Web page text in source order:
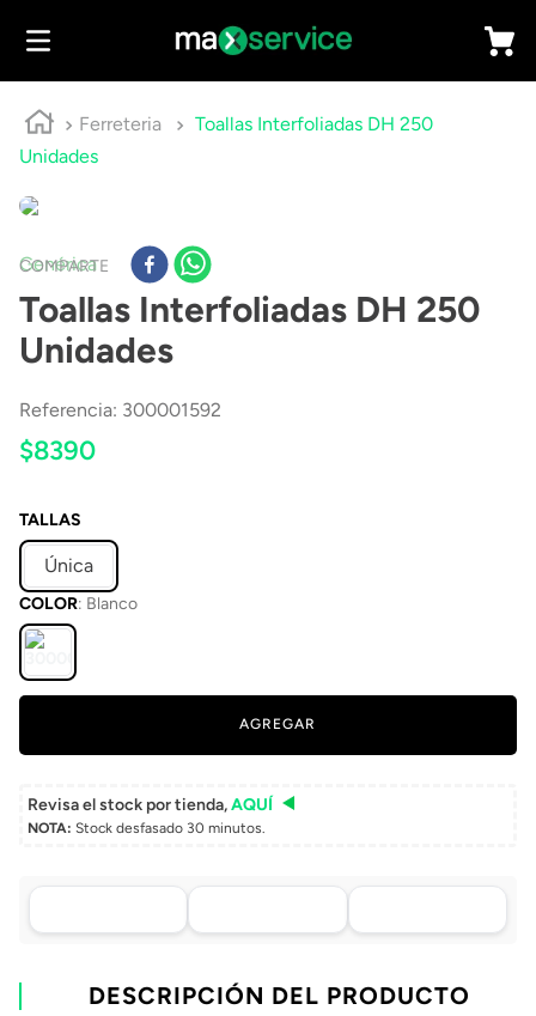
Ferreteria
Toallas Interfoliadas DH 250
Unidades
COMPARTE
Genérica
Toallas Interfoliadas DH 250
Unidades
Referencia: 300001592
$8390
COLOR: Blanco
TALLAS
Única
AGREGAR
Revisa el stock por tienda,AQUÍ
NOTA: Stock desfasado 30 minutos.
Tu compra, directo a
todo Chile
Retiro en tienda sin
Elige tu tienda más
cercana
por WhatsApp
nuestros ejecutivos
DESCRIPCIÓN DEL PRODUCTO